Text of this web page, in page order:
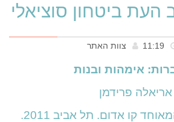
ביטחון סוציאלי
צוות האתר
אימהות ובנות
אריאלה פרידמן
הוצאת הקיבוץ המאוחד קו אדום. תל אביב 2011.